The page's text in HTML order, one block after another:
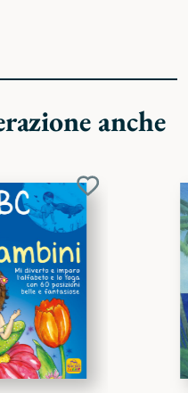
anche
Aggiungi